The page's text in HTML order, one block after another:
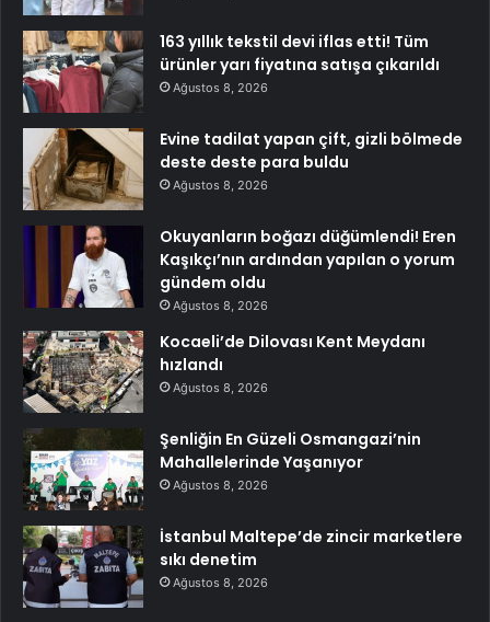
163 yıllık tekstil devi iflas etti! Tüm
ürünler yarı fiyatına satışa çıkarıldı
Ağustos 8, 2026
Evine tadilat yapan çift, gizli bölmede
deste deste para buldu
Ağustos 8, 2026
Okuyanların boğazı düğümlendi! Eren
Kaşıkçı’nın ardından yapılan o yorum
gündem oldu
Ağustos 8, 2026
Kocaeli’de Dilovası Kent Meydanı
hızlandı
Ağustos 8, 2026
Şenliğin En Güzeli Osmangazi’nin
Mahallelerinde Yaşanıyor
Ağustos 8, 2026
İstanbul Maltepe’de zincir marketlere
sıkı denetim
Ağustos 8, 2026